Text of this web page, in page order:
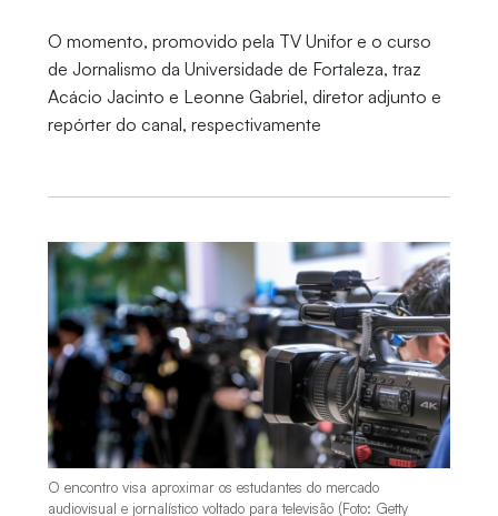
O momento, promovido pela TV Unifor e o curso
de Jornalismo da Universidade de Fortaleza, traz
Acácio Jacinto e Leonne Gabriel, diretor adjunto e
repórter do canal, respectivamente
O encontro visa aproximar os estudantes do mercado
audiovisual e jornalístico voltado para televisão (Foto: Getty